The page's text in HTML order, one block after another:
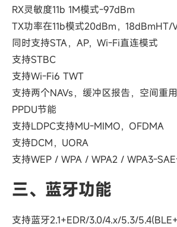
RX灵敏度11b 1M模式-97dBm
TX功率在11b模式20dBm，18dBmHT/
同时支持STA，AP，Wi-Fi直连模式
支持STBC
支持Wi-Fi6 TWT
支持两个NAVs，缓冲区报告，空间重用
PPDU节能
支持LDPC支持MU-MIMO，OFDMA
支持DCM，UORA
支持WEP / WPA / WPA2 / WPA3-
三、蓝牙功能
支持蓝牙2.1+EDR/3.0/4.x/5.3/